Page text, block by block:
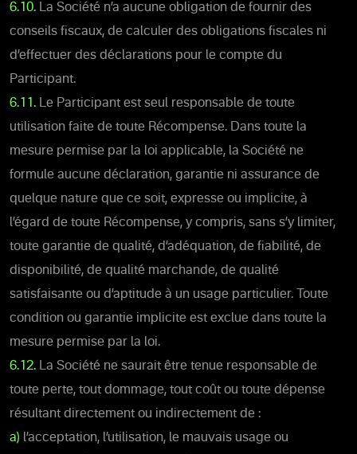
6.10. La Société n’a aucune obligation de fournir des
conseils fiscaux, de calculer des obligations fiscales ni
d’effectuer des déclarations pour le compte du
Participant.
6.11. Le Participant est seul responsable de toute
utilisation faite de toute Récompense. Dans toute la
mesure permise par la loi applicable, la Société ne
formule aucune déclaration, garantie ni assurance de
quelque nature que ce soit, expresse ou implicite, à
l’égard de toute Récompense, y compris, sans s’y limiter,
toute garantie de qualité, d’adéquation, de fiabilité, de
disponibilité, de qualité marchande, de qualité
satisfaisante ou d’aptitude à un usage particulier. Toute
condition ou garantie implicite est exclue dans toute la
mesure permise par la loi.
6.12. La Société ne saurait être tenue responsable de
toute perte, tout dommage, tout coût ou toute dépense
résultant directement ou indirectement de :
a) l’acceptation, l’utilisation, le mauvais usage ou